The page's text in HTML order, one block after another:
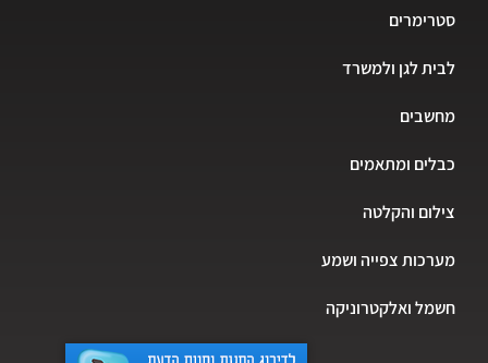
סטרימרים
לבית לגן ולמשרד
מחשבים
כבלים ומתאמים
צילום והקלטה
מערכות צפייה ושמע
חשמל ואלקטרוניקה